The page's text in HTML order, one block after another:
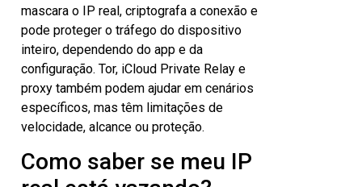
mascara o IP real, criptografa a conexão e
pode proteger o tráfego do dispositivo
inteiro, dependendo do app e da
configuração. Tor, iCloud Private Relay e
proxy também podem ajudar em cenários
específicos, mas têm limitações de
velocidade, alcance ou proteção.
Como saber se meu IP